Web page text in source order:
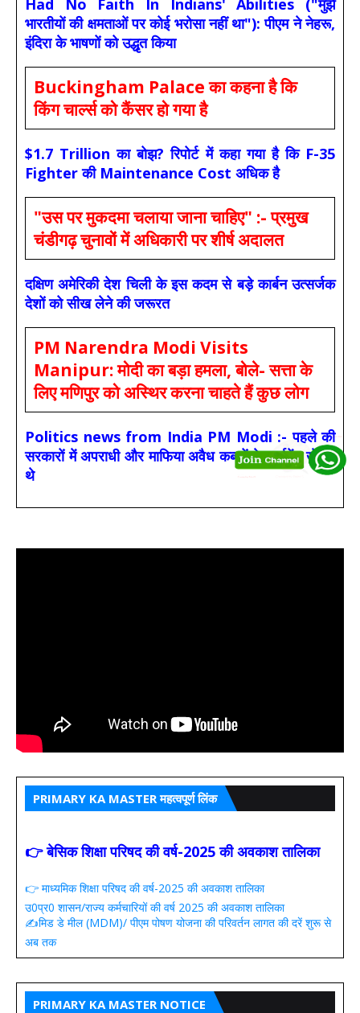
भारतीयों की क्षमताओं पर कोई भरोसा नहीं था"): पीएम ने नेहरू,
इंदिरा के भाषणों को उद्धृत किया
Buckingham Palace का कहना है कि
किंग चार्ल्स को कैंसर हो गया है
$1.7 Trillion का बोझ? रिपोर्ट में कहा गया है कि F-35
Fighter की Maintenance Cost अधिक है
"उस पर मुकदमा चलाया जाना चाहिए" :- प्रमुख
चंडीगढ़ चुनावों में अधिकारी पर शीर्ष अदालत
दक्षिण अमेरिकी देश चिली के इस कदम से बड़े कार्बन उत्सर्जक
देशों को सीख लेने की जरूरत
PM Narendra Modi Visits
Manipur: मोदी का बड़ा हमला, बोले- सत्ता के
लिए मणिपुर को अस्थिर करना चाहते हैं कुछ लोग
Politics news from India PM Modi :- पहले की
सरकारों में अपराधी और माफिया अवैध कब्जों के टूर्नामेंट खेलते
थे
PRIMARY KA MASTER महत्वपूर्ण लिंक
👉 बेसिक शिक्षा परिषद की वर्ष-2025 की अवकाश तालिका
👉 माध्यमिक शिक्षा परिषद की वर्ष-2025 की अवकाश तालिका
उ0प्र0 शासन/राज्य कर्मचारियों की वर्ष 2025 की अवकाश तालिका
✍️मिड डे मील (MDM)/ पीएम पोषण योजना की परिवर्तन लागत की दरें शुरू से
अब तक
PRIMARY KA MASTER NOTICE